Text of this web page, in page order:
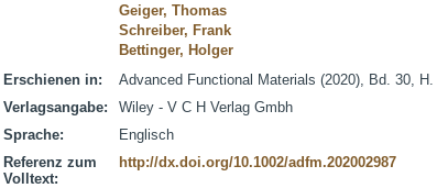
Geiger, Thomas
Schreiber, Frank
Bettinger, Holger
Erschienen in:
Advanced Functional Materials (2020), Bd. 30,
Verlagsangabe:
Wiley - V C H Verlag Gmbh
Sprache:
Englisch
Referenz zum
Volltext:
http://dx.doi.org/10.1002/adfm.202002987